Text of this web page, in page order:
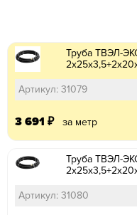
Труба ТВЭЛ-
Артикул: 31079
3 691 ₽ за метр
Труба ТВЭЛ-
Артикул: 31080